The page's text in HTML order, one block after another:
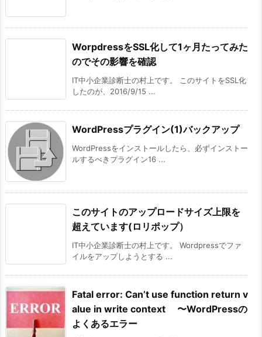
WorpdressをSSL化して1ヶ月たってみた
のでその影響を確認
IT中小企業診断士の村上です。 このサイトをSSL化
したのが、2016/9/15 ...
WordPressプラグイン(1)バックアップ
WordPressをインストールしたら、必ずインストー
ルするべきプラグイン16 ...
このサイトのアップロードサイズ上限を
超えています(ロリポップ）
IT中小企業診断士の村上です。 Wordpressでファ
イルをアップしようとする ...
Fatal error: Can’t use function return v
alue in write context 〜WordPressの
よくあるエラー